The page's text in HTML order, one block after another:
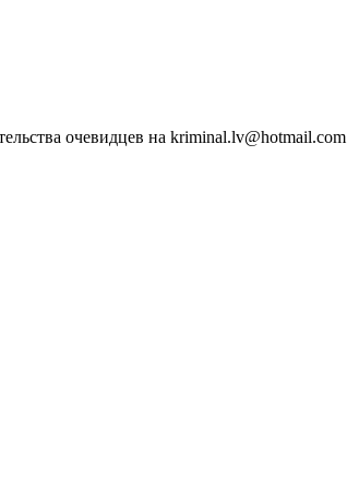
очевидцев на kriminal.lv@hotmail.com